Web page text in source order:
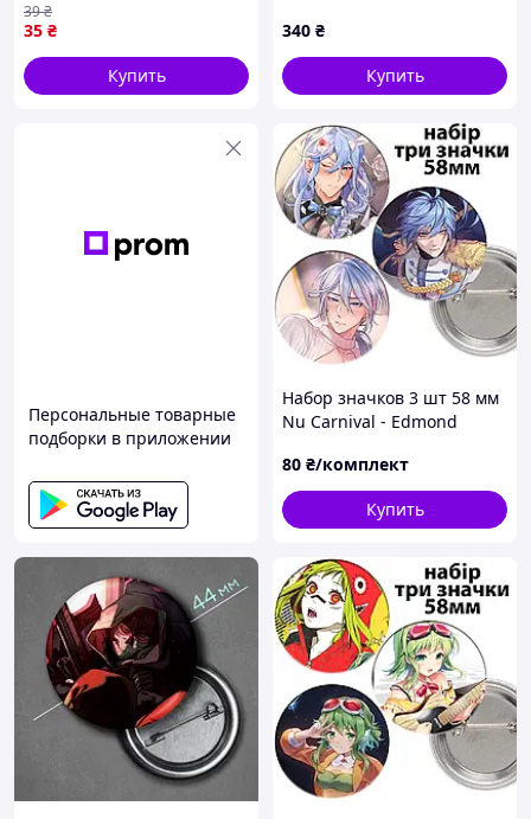
мм
35 ₴
39₴
Купить
пограничной службы
Украины 26х26 мм (6123)
340 ₴
Купить
Персональные товарные
подборки в приложении
Набор значков 3 шт 58 мм
Nu Carnival - Edmond
80 ₴/комплект
Купить